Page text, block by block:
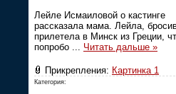
Лейле Исмаиловой о кастинге
рассказала мама. Лейла,
прилетела в Минск из Греции,
попробо
Читать дальше »
Прикрепления: Картинка 1
Категория: